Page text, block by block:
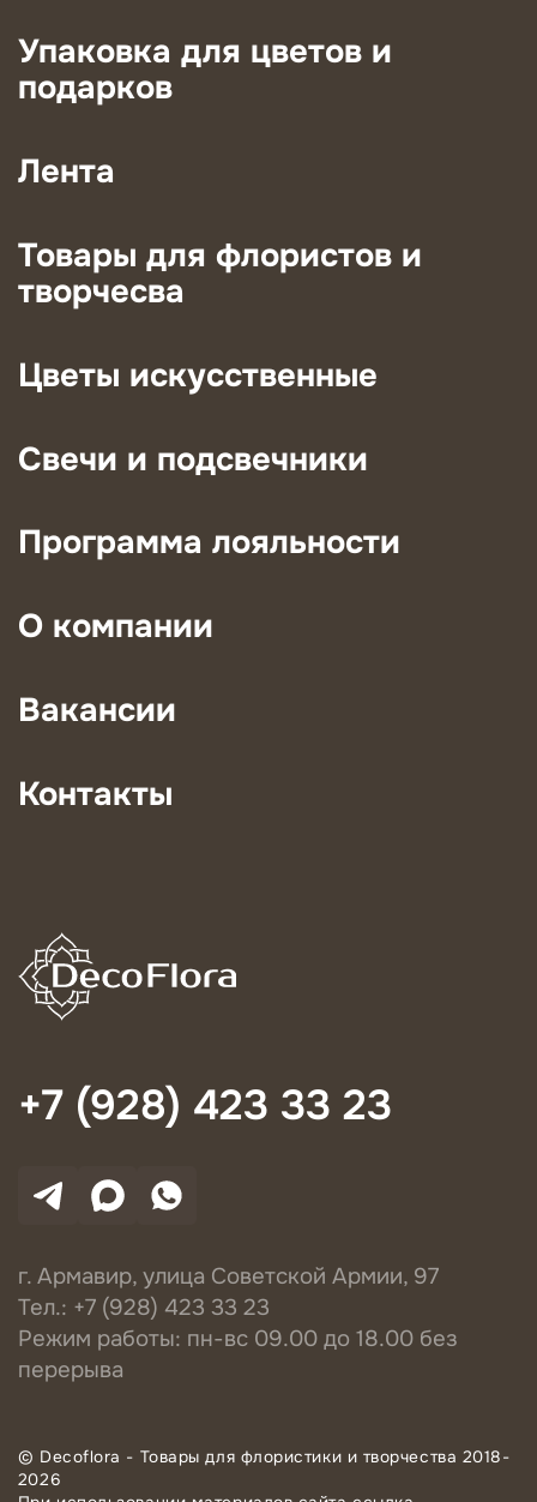
Упаковка для цветов и
подарков
Лента
Товары для флористов и
творчесва
Цветы искусственные
Свечи и подсвечники
Программа лояльности
О компании
Вакансии
Контакты
+7 (928) 423 33 23
г. Армавир, улица Советской Армии, 97
Тел.: +7 (928) 423 33 23
Режим работы: пн-вс 09.00 до 18.00 без
перерыва
© Decoflora - Товары для флористики и творчества 2018-
2026